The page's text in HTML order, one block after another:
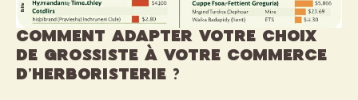
Comment adapter votre choix
de grossiste à votre commerce
d’herboristerie ?